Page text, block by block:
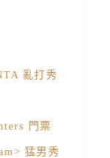
亂打秀
門票
猛男秀